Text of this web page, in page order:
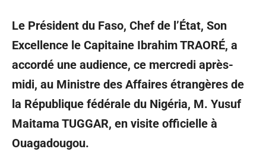
Le Président du Faso, Chef de l’État, Son
Excellence le Capitaine Ibrahim TRAORÉ, a
accordé une audience, ce mercredi après-
midi, au Ministre des Affaires étrangères de
la République fédérale du Nigéria, M. Yusuf
Maitama TUGGAR, en visite officielle à
Ouagadougou.